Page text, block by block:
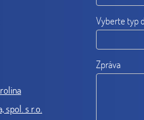
spol. s r.o.
Vyberte typ
Zpráva